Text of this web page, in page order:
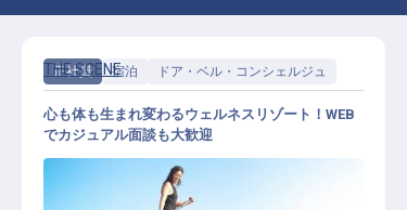
正社員 宿泊 ドア・ベル・コンシェルジュ
THE SCENE
心も体も生まれ変わるウェルネスリゾート！WEB
でカジュアル面談も大歓迎